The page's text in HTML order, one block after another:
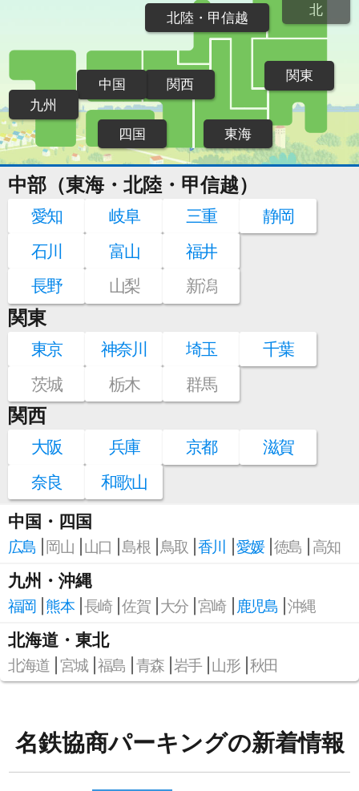
北
関東
北陸・甲信越
東海
関西
中国
四国
九州
中部（東海・北陸・甲信越）
愛知 岐阜 三重
静岡
石川
富山
福井
長野
山梨 新潟
関東
東京 神奈川 埼玉
千葉
茨城
栃木 群馬
関西
大阪 兵庫 京都
滋賀
奈良
和歌山
中国・四国
広島 岡山 山口 島根 鳥取 香川 愛媛 徳島 高知
九州・沖縄
福岡 熊本 長崎 佐賀 大分 宮崎 鹿児島 沖縄
北海道・東北
北海道 宮城 福島 青森 岩手 山形 秋田
名鉄協商パーキングの新着情報